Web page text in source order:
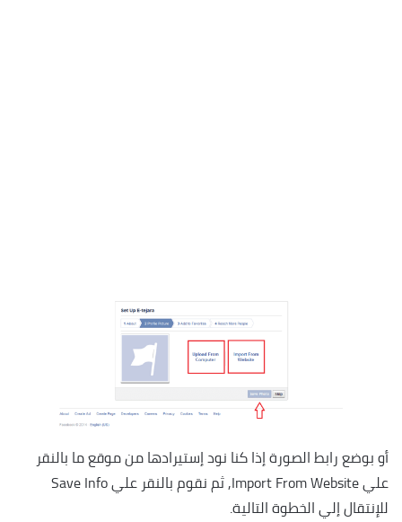
أو بوضع رابط الصورة إذا كنا نود إستيرادها من موقع ما بالنقر
علي Import From Website, ثم نقوم بالنقر علي Save Info
للإنتقال إلي الخطوة التالية.